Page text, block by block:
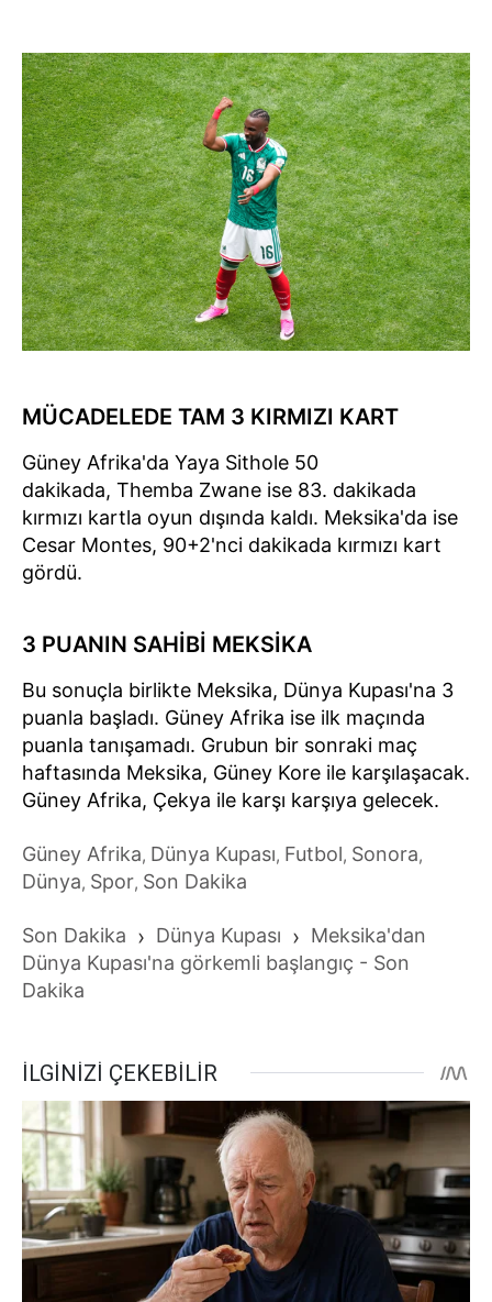
MÜCADELEDE TAM 3 KIRMIZI KART
Güney Afrika'da Yaya Sithole 50
dakikada, Themba Zwane ise 83. dakikada
kırmızı kartla oyun dışında kaldı. Meksika'da ise
Cesar Montes, 90+2'nci dakikada kırmızı kart
gördü.
3 PUANIN SAHİBİ MEKSİKA
Bu sonuçla birlikte Meksika, Dünya Kupası'na 3
puanla başladı. Güney Afrika ise ilk maçında
puanla tanışamadı. Grubun bir sonraki maç
haftasında Meksika, Güney Kore ile karşılaşacak.
Güney Afrika, Çekya ile karşı karşıya gelecek.
Güney Afrika, Dünya Kupası, Futbol, Sonora,
Dünya, Spor, Son Dakika
Son Dakika › Dünya Kupası › Meksika'dan
Dünya Kupası'na görkemli başlangıç - Son
Dakika